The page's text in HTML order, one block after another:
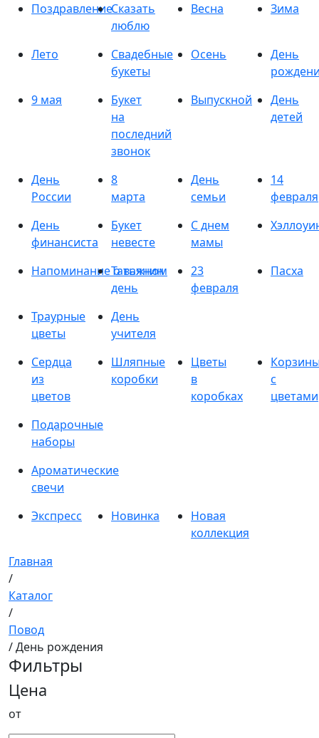
ПоздравлениеСказать
люблю
Весна Зима
Лето
Свадебные
букеты
Осень
День
9 мая
Букет
на
последний
звонок
Выпускной
День
детей
День
России
8
марта
День
семьи
14
февраля
День
финансиста
Букет
невесте
С днем
мамы
Напоминание о важном
Татьянин
день
23
февраля
Пасха
Траурные
цветы
День
учителя
Сердца
из
цветов
Шляпные
коробки
Цветы
в
коробках
с
цветами
Подарочные
наборы
Ароматические
свечи
Экспресс
Новинка
Новая
коллекция
Главная
/
Каталог
/
Повод
/ День рождения
Фильтры
Цена
от